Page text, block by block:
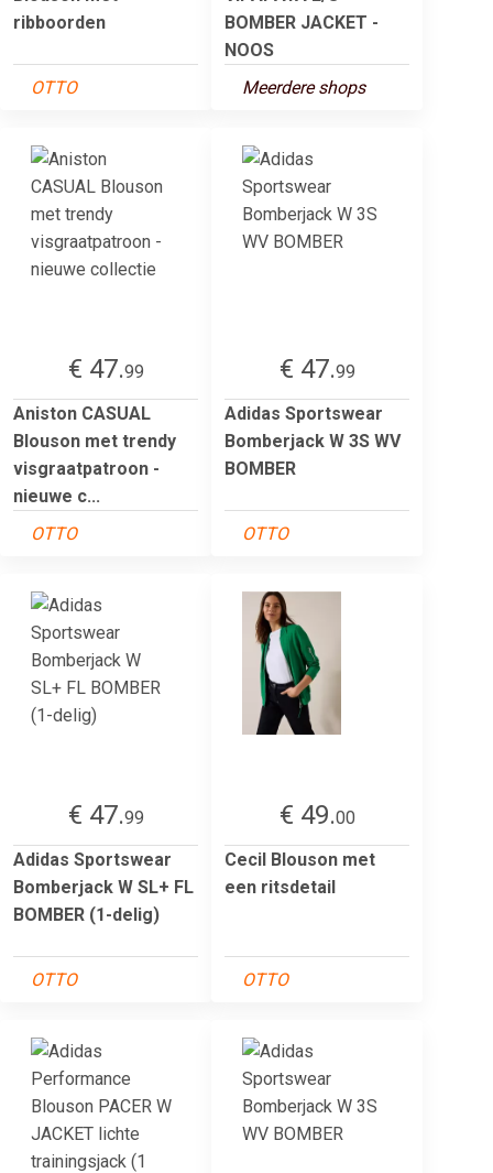
ribboorden
OTTO
BOMBER JACKET -
NOOS
Meerdere shops
€ 47.99
Aniston CASUAL
Blouson met trendy
visgraatpatroon -
nieuwe c...
OTTO
€ 47.99
Adidas Sportswear
Bomberjack W 3S WV
BOMBER
OTTO
€ 47.99
Adidas Sportswear
Bomberjack W SL+ FL
BOMBER (1-delig)
OTTO
€ 49.00
Cecil Blouson met
een ritsdetail
OTTO